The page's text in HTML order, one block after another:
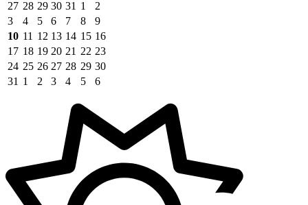
27 28 29 30 31 1
2
3
4 5 6 7 8
9
10 11 12 13 14 15 16
17 18 19 20 21 22 23
24 25 26 27 28 29 30
31 1 2 3 4 5 6